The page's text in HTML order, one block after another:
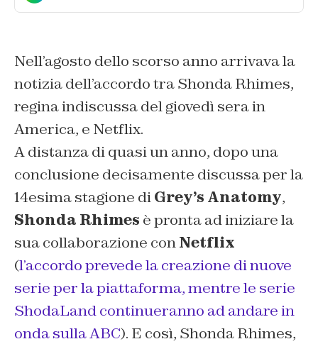
Nell’agosto dello scorso anno arrivava la
notizia dell’accordo tra Shonda Rhimes,
regina indiscussa del giovedì sera in
America, e Netflix.
A distanza di quasi un anno, dopo una
conclusione decisamente discussa per la
14esima stagione diGrey’s Anatomy,
Shonda Rhimes è pronta ad iniziare la
sua collaborazione conNetflix
(l’accordo prevede la creazione di nuove
serie per la piattaforma, mentre le serie
ShodaLand continueranno ad andare in
onda sulla ABC). E così, Shonda Rhimes,